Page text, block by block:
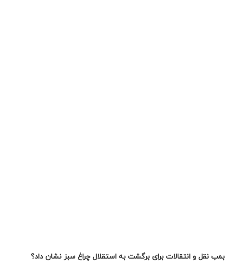
بمب نقل و انتقالات برای برگشت به استقلال چراغ سبز نشان داد؟